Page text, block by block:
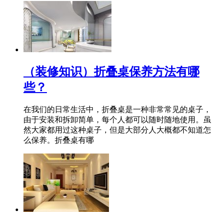
（装修知识）折叠桌保养方法有哪
些？
在我们的日常生活中，折叠桌是一种非常常见的桌子，
由于安装和拆卸简单，每个人都可以随时随地使用。虽
然大家都用过这种桌子，但是大部分人大概都不知道怎
么保养。折叠桌有哪